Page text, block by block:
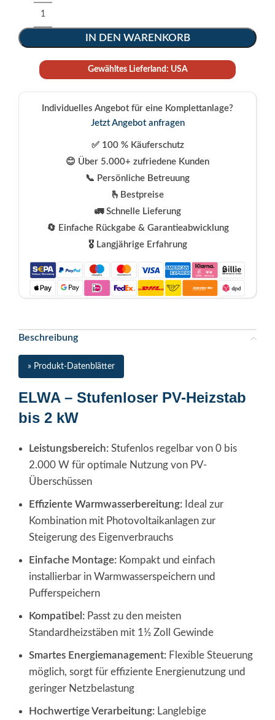
IN DEN WARENKORB
Alternative:
Gewähltes Lieferland: USA
Individuelles Angebot für eine Komplettanlage?
Jetzt Angebot anfragen
✅ 100 % Käuferschutz
😊 Über 5.000+ zufriedene Kunden
📞 Persönliche Betreuung
🫰Bestpreise
🚛 Schnelle Lieferung
🔄 Einfache Rückgabe & Garantieabwicklung
🎖️ Langjährige Erfahrung
Beschreibung
» Produkt-Datenblätter
ELWA – Stufenloser PV-Heizstab
bis 2 kW
Leistungsbereich: Stufenlos regelbar von 0 bis
2.000 W für optimale Nutzung von PV-
Überschüssen
Effiziente Warmwasserbereitung: Ideal zur
Kombination mit Photovoltaikanlagen zur
Steigerung des Eigenverbrauchs
Einfache Montage: Kompakt und einfach
installierbar in Warmwasserspeichern und
Pufferspeichern
Kompatibel: Passt zu den meisten
Standardheizstäben mit 1½ Zoll Gewinde
Smartes Energiemanagement: Flexible Steuerung
möglich, sorgt für effiziente Energienutzung und
geringer Netzbelastung
Hochwertige Verarbeitung: Langlebige